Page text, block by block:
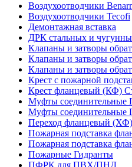
Воздухоотводчики
Воздухоотводчики Tecofi
Демонтажная вставка
ДРК стальных и
Клапаны и затворы
Клапаны и затворы
Клапаны и затворы
Крест с пожарной
Крест фланцевый (КФ)
Муфты
Муфты
Переход фланцевый
Пожарная подставка
Пожарная подставка
Пожарные Гидранты
ПФРК для ПВХ/ПНД